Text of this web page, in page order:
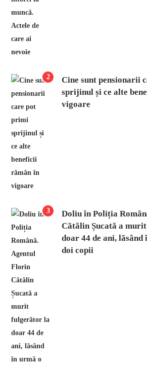
2
Cine sunt pensionarii
sprijinul și ce alte
vigoare
3
Doliu în Poliția
Cătălin Șucată a
doar 44 de ani, lăsând
doi copii